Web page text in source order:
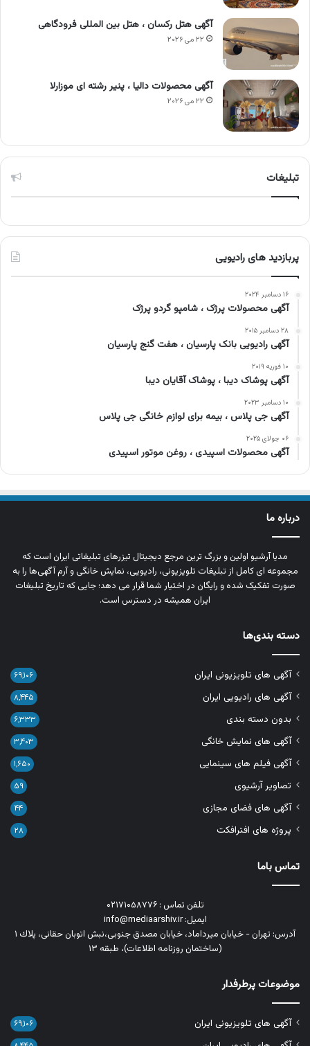
آگهی هتل رکسان ، هتل بین المللی فرودگاهی
۲۲ می ۲۰۲۶
آگهی محصولات دالیا ، پنیر رشته ای موزارلا
۲۲ می ۲۰۲۶
تبلیغات
پربازدید های رادیویی
۱۶ دسامبر ۲۰۲۴
آگهی محصولات پرژک ، شامپو گردو پرژک
۲۸ دسامبر ۲۰۱۵
آگهی رادیویی بانک پارسیان ، هفت گنج پارسیان
۱۰ فوریه ۲۰۱۹
آگهی پوشاک دیبا ، پوشاک آقایان دیبا
۱۰ دسامبر ۲۰۲۳
آگهی جی پلاس ، بیمه برای لوازم خانگی جی پلاس
۰۶ جولای ۲۰۲۵
آگهی محصولات اسپیدی ، روغن موتور اسپیدی
درباره ما
مدیا آرشیو اولین و بزرگ‌ ترین مرجع دیجیتال تیزرهای تبلیغاتی ایران است که
مجموعه‌ ای کامل از تبلیغات تلویزیونی، رادیویی، نمایش خانگی و آرم‌ آگهی‌ها را به‌
صورت تفکیک‌ شده و رایگان در اختیار شما قرار می‌ دهد؛ جایی که تاریخ تبلیغات
ایران همیشه در دسترس است.
دسته بندی‌ها
آگهی های تلویزیونی ایران ۶۹,۱۰۶
آگهی های رادیویی ایران ۸,۴۴۵
بدون دسته بندی ۶,۳۳۳
آگهی های نمایش خانگی ۳,۴۰۳
آگهی فیلم های سینمایی ۱,۶۵۰
تصاویر آرشیوی ۵۹
آگهی های فضای مجازی ۴۴
پروژه های افترافکت ۲۸
تماس باما
تلفن تماس : ۰۲۱۷۱۰۵۸۷۷۶
ایمیل: info@mediaarshiv.ir
آدرس: تهران - خیابان میرداماد، خیابان مصدق جنوبی،نبش اتوبان حقانی، پلاك ١
(ساختمان روزنامه اطلاعات)، طبقه ۱۳
موضوعات پرطرفدار
آگهی های تلویزیونی ایران ۶۹,۱۰۶